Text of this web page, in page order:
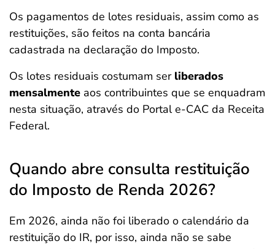
Os pagamentos de lotes residuais, assim como as
restituições, são feitos na conta bancária
cadastrada na declaração do Imposto.
Os lotes residuais costumam ser liberados
mensalmente aos contribuintes que se enquadram
nesta situação, através do Portal e-CAC da Receita
Federal.
Quando abre consulta restituição
do Imposto de Renda 2026?
Em 2026, ainda não foi liberado o calendário da
restituição do IR, por isso, ainda não se sabe